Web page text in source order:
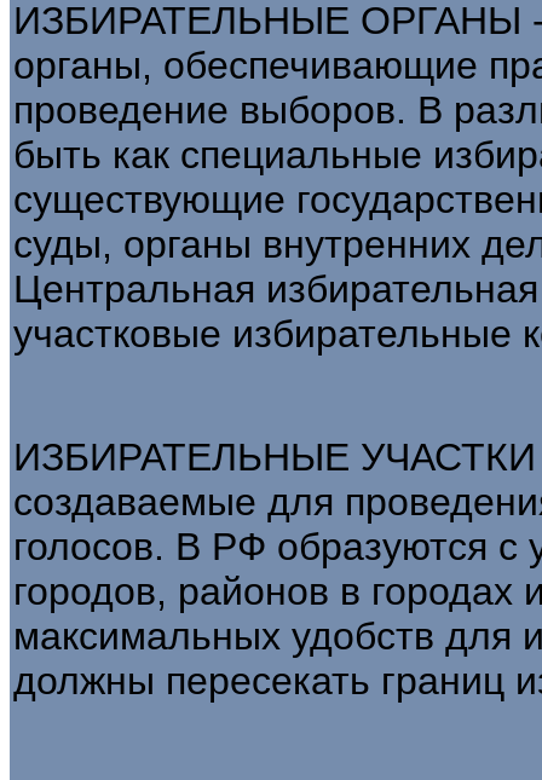
ИЗБИРАТЕЛЬНЫЕ ОРГАНЫ -
органы, обеспечивающие
проведение выборов. В
быть как специальные
существующие
суды, органы внутренних
Центральная
участковые избирательные
ИЗБИРАТЕЛЬНЫЕ УЧАСТКИ
создаваемые для
голосов. В РФ образуются с
городов, районов в городах
максимальных удобств для
должны пересекать границ